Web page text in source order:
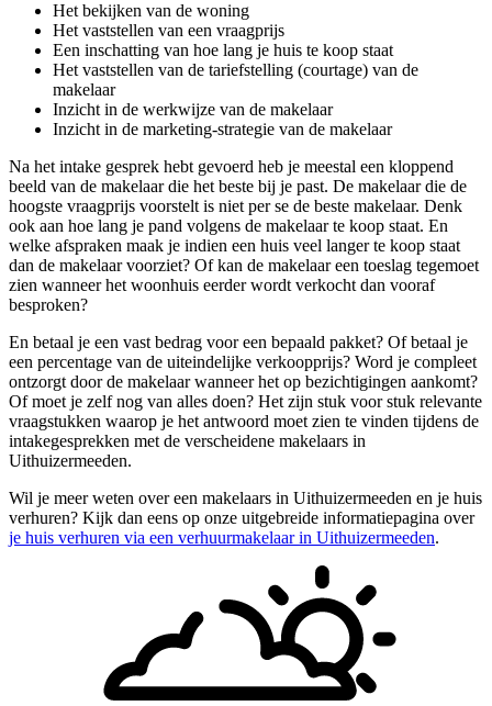
Het bekijken van de woning
Het vaststellen van een vraagprijs
Een inschatting van hoe lang je huis te koop staat
Het vaststellen van de tariefstelling (courtage) van de
makelaar
Inzicht in de werkwijze van de makelaar
Inzicht in de marketing-strategie van de makelaar
Na het intake gesprek hebt gevoerd heb je meestal een kloppend
beeld van de makelaar die het beste bij je past. De makelaar die de
hoogste vraagprijs voorstelt is niet per se de beste makelaar. Denk
ook aan hoe lang je pand volgens de makelaar te koop staat. En
welke afspraken maak je indien een huis veel langer te koop staat
dan de makelaar voorziet? Of kan de makelaar een toeslag tegemoet
zien wanneer het woonhuis eerder wordt verkocht dan vooraf
besproken?
En betaal je een vast bedrag voor een bepaald pakket? Of betaal je
een percentage van de uiteindelijke verkoopprijs? Word je compleet
ontzorgt door de makelaar wanneer het op bezichtigingen aankomt?
Of moet je zelf nog van alles doen? Het zijn stuk voor stuk relevante
vraagstukken waarop je het antwoord moet zien te vinden tijdens de
intakegesprekken met de verscheidene makelaars in
Uithuizermeeden.
Wil je meer weten over een makelaars in Uithuizermeeden en je huis
verhuren? Kijk dan eens op onze uitgebreide informatiepagina over
je huis verhuren via een verhuurmakelaar in Uithuizermeeden.